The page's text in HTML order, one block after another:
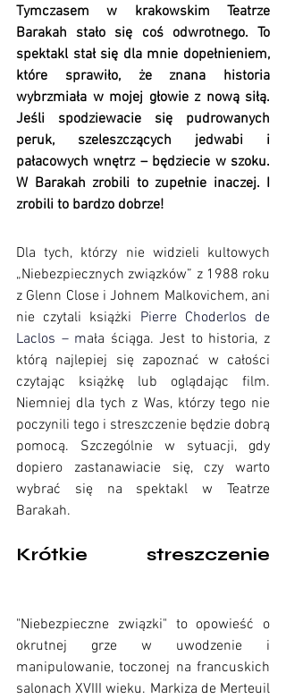
Tymczasem w krakowskim Teatrze
Barakah stało się coś odwrotnego. To
spektakl stał się dla mnie dopełnieniem,
które sprawiło, że znana historia
wybrzmiała w mojej głowie z nową siłą.
Jeśli spodziewacie się pudrowanych
peruk, szeleszczących jedwabi i
pałacowych wnętrz – będziecie w szoku.
W Barakah zrobili to zupełnie inaczej. I
zrobili to bardzo dobrze!
Dla tych, którzy nie widzieli kultowych
„Niebezpiecznych związków” z 1988 roku
z Glenn Close i Johnem Malkovichem, ani
nie czytali książki Pierre Choderlos de
Laclos – mała ściąga. Jest to historia, z
którą najlepiej się zapoznać w całości
czytając książkę lub oglądając film.
Niemniej dla tych z Was, którzy tego nie
poczynili tego i streszczenie będzie dobrą
pomocą. Szczególnie w sytuacji, gdy
dopiero zastanawiacie się, czy warto
wybrać się na spektakl w Teatrze
Barakah.
"Niebezpieczne związki" to opowieść o
okrutnej grze w uwodzenie i
manipulowanie, toczonej na francuskich
salonach XVIII wieku. Markiza de Merteuil